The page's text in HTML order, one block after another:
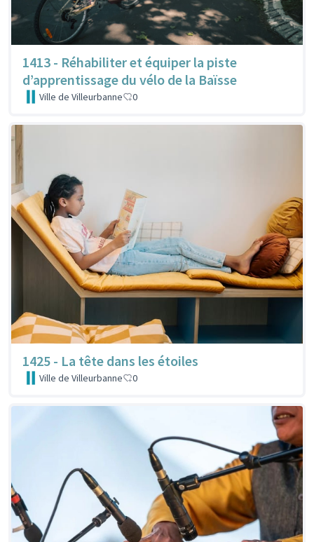
1413 - Réhabiliter et équiper la piste
d’apprentissage du vélo de la Baïsse
Ville de Villeurbanne 0
1425 - La tête dans les étoiles
Ville de Villeurbanne 0